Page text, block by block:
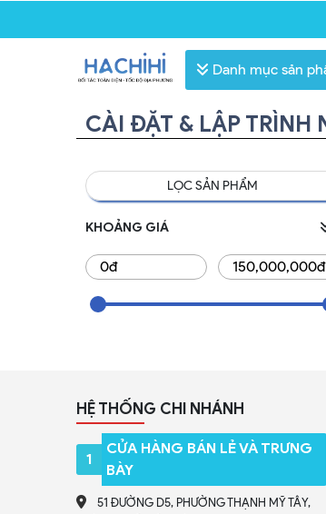
Danh mục sản
CÀI ĐẶT & LẬP TRÌNH
LỌC SẢN PHẨM
KHOẢNG GIÁ
HỆ THỐNG CHI NHÁNH
1
CỬA HÀNG BÁN LẺ VÀ TRƯNG
BÀY
51 ĐƯỜNG D5, PHƯỜNG THẠNH MỸ TÂY,